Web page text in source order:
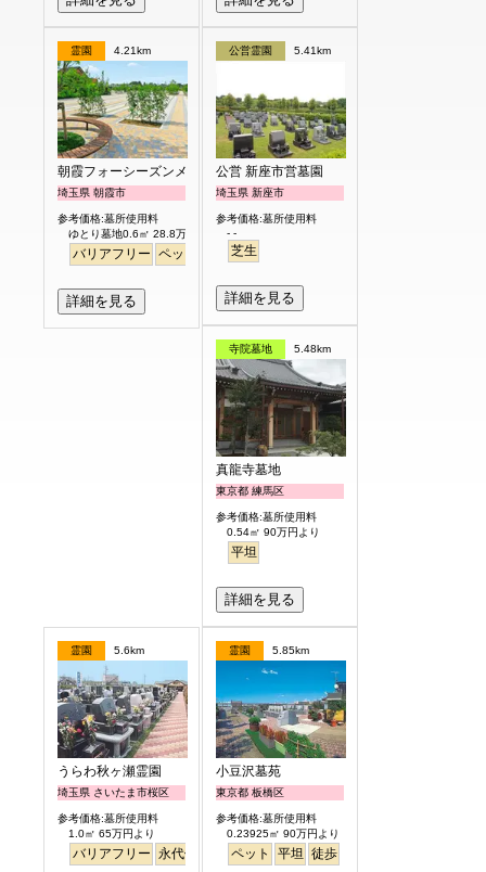
霊園 4.21km
朝霞フォーシーズンメモリアル
埼玉県 朝霞市
参考価格:墓所使用料
ゆとり墓地0.6㎡ 28.8万円より
バリアフリー ペット ガーデニング
詳細を見る
公営霊園 5.41km
公営 新座市営墓園
埼玉県 新座市
参考価格:墓所使用料
- -
芝生
詳細を見る
寺院墓地 5.48km
真龍寺墓地
東京都 練馬区
参考価格:墓所使用料
0.54㎡ 90万円より
平坦
詳細を見る
霊園 5.6km
うらわ秋ヶ瀬霊園
埼玉県 さいたま市桜区
参考価格:墓所使用料
1.0㎡ 65万円より
バリアフリー 永代供養
霊園 5.85km
小豆沢墓苑
東京都 板橋区
参考価格:墓所使用料
0.23925㎡ 90万円より
ペット 平坦 徒歩